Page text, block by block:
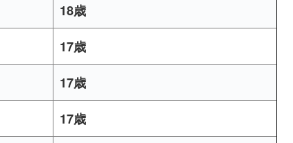
18歳
17歳
17歳
17歳